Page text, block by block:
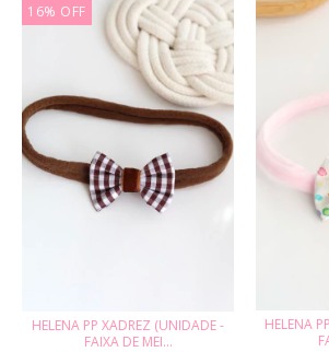
16% OFF
HELENA PP XADREZ (UNIDADE -
FAIXA DE MEI...
HELENA